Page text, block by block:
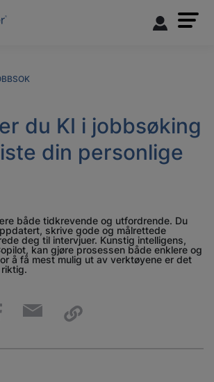
du KI i jobbsøking
din personlige
både tidkrevende og utfordrende. Du
skrive gode og målrettede
deg til intervjuer. Kunstig intelligens,
kan gjøre prosessen både enklere og
å få mest mulig ut av verktøyene er det